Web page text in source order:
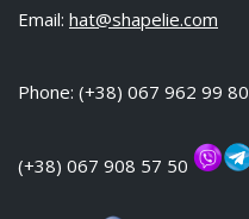
Email: hat@shapelie.com
Phone: (+38) 067 962 99 80
(+38) 067 908 57 50